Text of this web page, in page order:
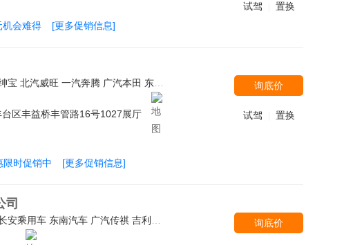
机会难得
[更多促销信息]
试驾 置换
尔沃亚太 上汽通用五菱 雪佛兰 东风雪铁龙 一汽吉林 东风风光 东风风行 凯迪拉克(国产) 华晨鑫源-斯威 北京现代 一汽-大众 上汽大众 别克 长安跨越 北汽银翔 比亚迪 汉腾汽车 长安商用车 东风风神 黄海 江淮汽车 东风启辰 金杯 福田伽途 北汽福田 华晨宝马 福汽启腾 华泰汽车 长安PSA
区丰益桥丰管路16号1027展厅
限时促销中
[更多促销信息]
询底价
试驾 置换
司
达起亚 广汽本田 汉腾汽车 别克 一汽丰田 一汽奥迪 北汽银翔 宝沃汽车 海马郑州 奇瑞汽车 上汽通用五菱 东风日产 金杯 广汽丰田 询底价